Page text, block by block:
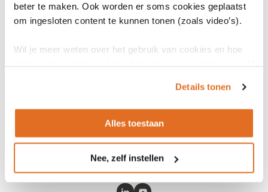
beter te maken. Ook worden er soms cookies geplaatst
om ingesloten content te kunnen tonen (zoals video’s).
Wil je meer weten over het gebruik van cookies en hoe
Details tonen
Alles toestaan
Nee, zelf instellen
Jaar van uitgave 2004
in
nieuw